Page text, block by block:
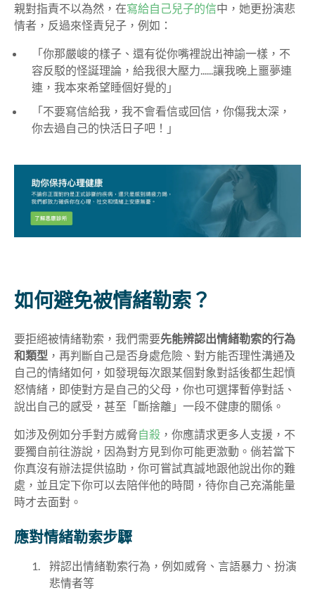
親對指責不以為然，在寫給自己兒子的信中，她更扮演悲
情者，反過來怪責兒子 ，例如：
「你那嚴峻的樣子、還有從你嘴裡說出神諭一樣，不
容反駁的怪誕理論，給我很大壓力......讓我晚上噩夢連
連，我本來希望睡個好覺的 」
「不要寫信給我，我不會看信或回信，你傷我太深，
你去過自己的快活日子吧！」
如何避免被情緒勒索？
要拒絕被情緒勒索，我們需要先能辨認出情緒勒索的行為
和類型 ，再判斷自己是否身處危險、對方能否理性溝通及
自己的情緒如何，如發現每次跟某個對象對話後都生起憤
怒情緒，即使對方是自己的父母，你也可選擇暫停對話、
說出自己的感受，甚至「斷捨離」一段不健康的關係。
如涉及例如分手對方威脅自殺 ，你應請求更多人支援，不
要獨自前往游說，因為對方見到你可能更激動。倘若當下
你真沒有辦法提供協助，你可嘗試真誠地跟他說出你的難
處，並且定下你可以去陪伴他的時間，待你自己充滿能量
時才去面對。
應對情緒勒索步驟
辨認出情緒勒索行為，例如威脅、言語暴力、扮演
悲情者等